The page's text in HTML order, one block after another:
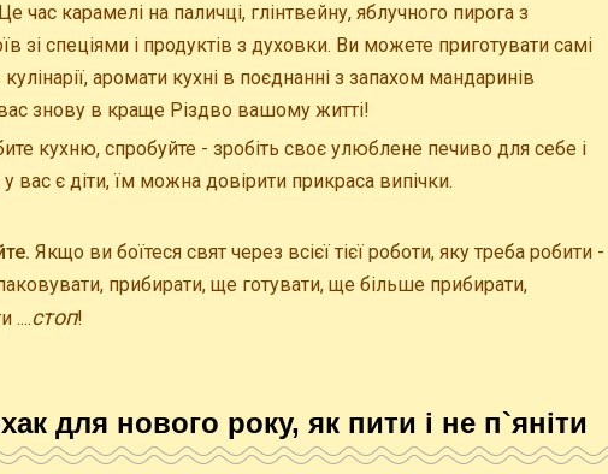
Це час карамелі на паличці, глінтвейну, яблучного пирога з
зі спеціями і продуктів з духовки. Ви можете приготувати самі
аромати кухні в поєднанні з запахом мандаринів
знову в краще Різдво вашому житті!
кухню, спробуйте - зробіть своє улюблене печиво для себе і
вас є діти, їм можна довірити прикраса випічки.
Якщо ви боїтеся свят через всієї тієї роботи, яку треба робити -
прибирати, ще готувати, ще більше прибирати,
....стоп!
для нового року, як пити і не п`яніти